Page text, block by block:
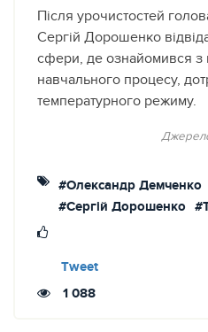
Після урочистостей
Сергій Дорошенко
сфери, де ознайомився з
навчального процесу,
температурного режиму.
#Олександр Демченко
#Сергій Дорошенко
Tweet
1 088